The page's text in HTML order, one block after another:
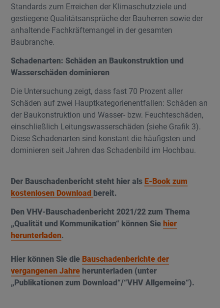
Standards zum Erreichen der Klimaschutzziele und
gestiegene Qualitätsansprüche der Bauherren sowie der
anhaltende Fachkräftemangel in der gesamten
Baubranche.
Schadenarten: Schäden an Baukonstruktion und
Wasserschäden dominieren
Die Untersuchung zeigt, dass fast 70 Prozent aller
Schäden auf zwei Hauptkategorienentfallen: Schäden an
der Baukonstruktion und Wasser- bzw. Feuchteschäden,
einschließlich Leitungswasserschäden (siehe Grafik 3).
Diese Schadenarten sind konstant die häufigsten und
dominieren seit Jahren das Schadenbild im Hochbau.
Der Bauschadenbericht steht hier als E-Book zum
kostenlosen Download bereit.
Den VHV-Bauschadenbericht 2021/22 zum Thema
„Qualität und Kommunikation“ können Sie hier
herunterladen.
Hier können Sie die Bauschadenberichte der
vergangenen Jahreherunterladen (unter
„Publikationen zum Download“/“VHV Allgemeine“).